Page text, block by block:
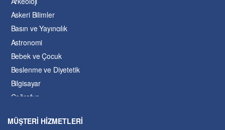
Askeri Bilimler
Basın ve Yayıncılık
Astronomi
Bebek ve Çocuk
Beslenme ve Diyetetik
Bilgisayar
Coğrafya
Dil ve Edebiyat
MÜŞTERİ HİZMETLERİ